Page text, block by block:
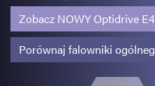
Zobacz NOWY Optidrive E4
Porównaj falowniki